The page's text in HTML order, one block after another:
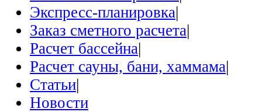
Экспресс-планировка|
Заказ сметного расчета|
Расчет бассейна|
Расчет сауны, бани, хаммама|
Статьи|
Новости